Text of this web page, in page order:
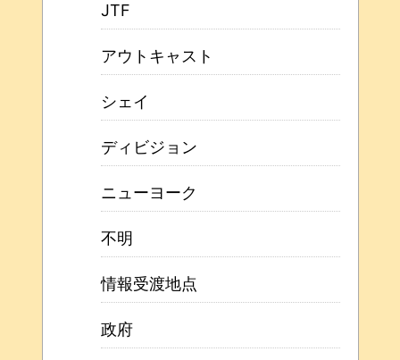
JTF
アウトキャスト
シェイ
ディビジョン
ニューヨーク
不明
情報受渡地点
政府